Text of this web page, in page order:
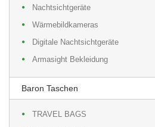
Nachtsichtgeräte
Wärmebildkameras
Digitale Nachtsichtgeräte
Armasight Bekleidung
Baron Taschen
TRAVEL BAGS